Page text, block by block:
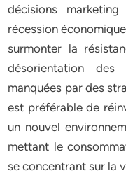
décisions
récession
surmonter la
désorientation
manquées par des
est préférable de
un nouvel
mettant le
se concentrant sur la